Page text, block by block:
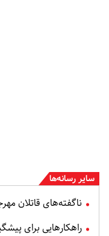
سایر رسانه‌ها
ناگفته‌های قاتلان
راهکارهایی برای